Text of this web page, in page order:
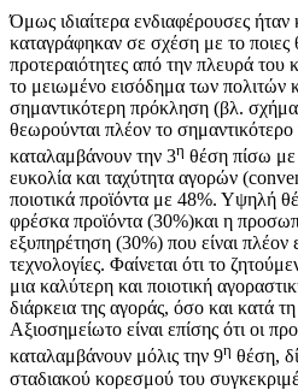
Όμως ιδιαίτερα ενδιαφέρουσες ήταν
καταγράφηκαν σε σχέση με το ποιες
προτεραιότητες από την πλευρά
το μειωμένο εισόδημα των πολιτών
σημαντικότερη πρόκληση (βλ. σχήμα
θεωρούνται πλέον το
καταλαμβάνουν την 3η θέση πίσω
ευκολία και ταχύτητα αγορών
ποιοτικά προϊόντα με 48%. Υψηλή
φρέσκα προϊόντα (30%)και η
εξυπηρέτηση (30%) που είναι πλέον
τεχνολογίες. Φαίνεται ότι το
μια καλύτερη και ποιοτική
διάρκεια της αγοράς, όσο και κατά
Αξιοσημείωτο είναι επίσης ότι οι
καταλαμβάνουν μόλις την 9η θέση,
σταδιακού κορεσμού του